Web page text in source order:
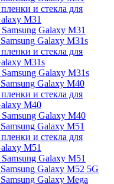
и стекла для
M31
Galaxy M31
Galaxy M31s
и стекла для
M31s
Galaxy M31s
Galaxy M40
и стекла для
M40
Galaxy M40
Galaxy M51
и стекла для
M51
Galaxy M51
Galaxy M52 5G
Galaxy Mega